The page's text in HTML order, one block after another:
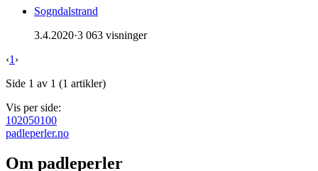
Sogndalstrand
3.4.2020·3 063 visninger
‹1 ›
Side 1 av 1 (1 artikler)
Vis per side:
102050100
padleperler.no
Om padleperler